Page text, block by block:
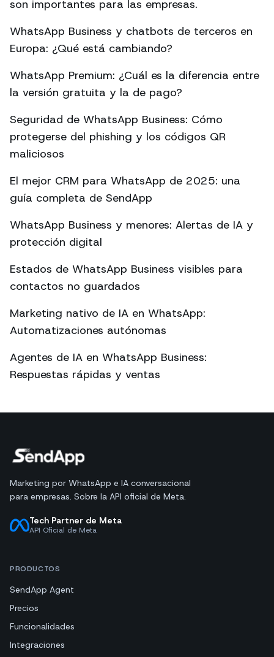
son importantes para las empresas.
WhatsApp Business y chatbots de terceros en
Europa: ¿Qué está cambiando?
WhatsApp Premium: ¿Cuál es la diferencia entre
la versión gratuita y la de pago?
Seguridad de WhatsApp Business: Cómo
protegerse del phishing y los códigos QR
maliciosos
El mejor CRM para WhatsApp de 2025: una
guía completa de SendApp
WhatsApp Business y menores: Alertas de IA y
protección digital
Estados de WhatsApp Business visibles para
contactos no guardados
Marketing nativo de IA en WhatsApp:
Automatizaciones autónomas
Agentes de IA en WhatsApp Business:
Respuestas rápidas y ventas
Marketing por WhatsApp e IA conversacional
para empresas. Sobre la API oficial de Meta.
Tech Partner de Meta
API Oficial de Meta
PRODUCTOS
SendApp Agent
Precios
Funcionalidades
Integraciones